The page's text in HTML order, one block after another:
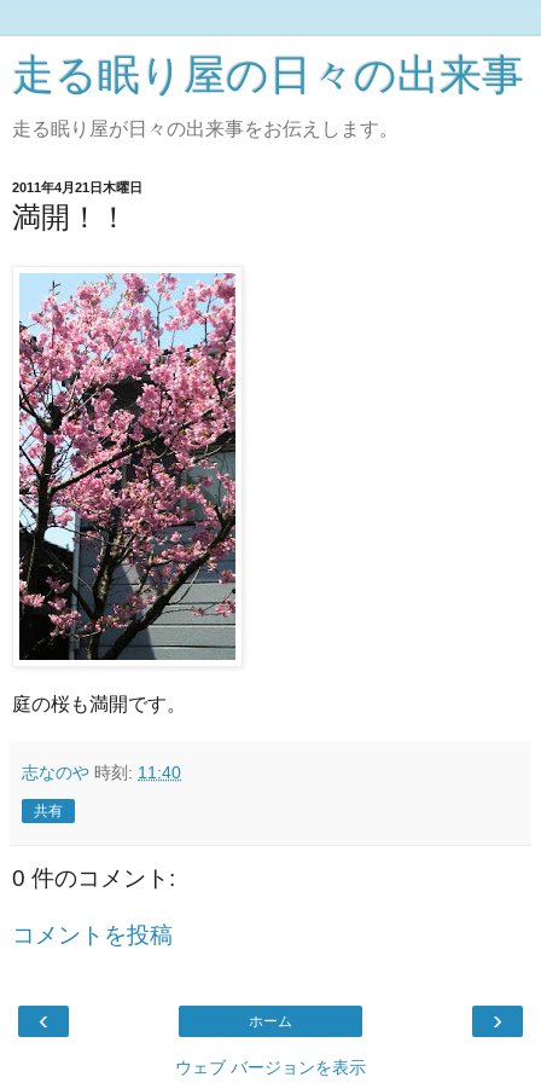
走る眠り屋の日々の出来事
走る眠り屋が日々の出来事をお伝えします。
2011年4月21日木曜日
満開！！
庭の桜も満開です。
志なのや 時刻: 11:40
共有
0 件のコメント:
コメントを投稿
‹ ›
ホーム
ウェブ バージョンを表示